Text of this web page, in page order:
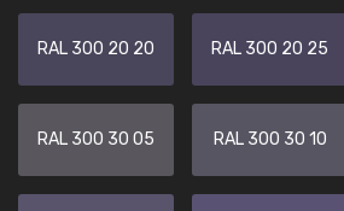
RAL 300 20 20 RAL 300 20 25
RAL 300 30 05 RAL 300 30 10